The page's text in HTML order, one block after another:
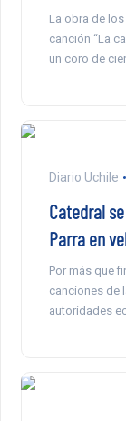
La obra de
canción “La
un coro de
Diario Uchile
Catedral
Parra en
Por más que
canciones de
autoridades